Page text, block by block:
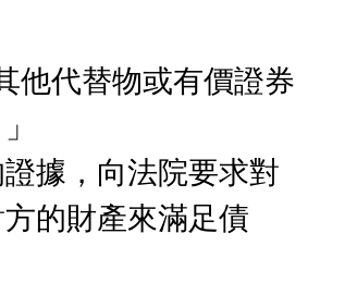
他代替物或有價證券
據，向法院要求對
的財產來滿足債